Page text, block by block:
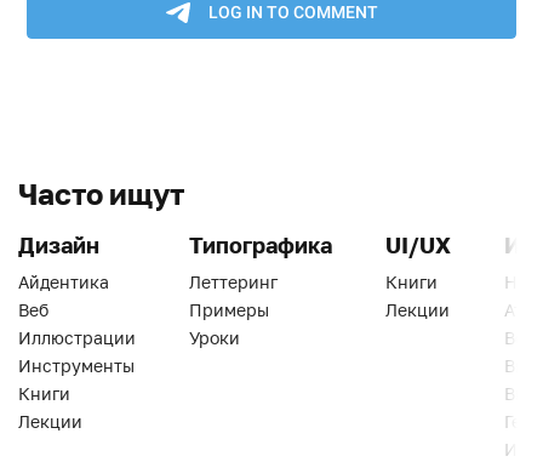
Часто ищут
Дизайн
Айдентика
Веб
Иллюстрации
Инструменты
Книги
Лекции
Типографика
Леттеринг
Примеры
Уроки
UI/UX
Книги
Лекции
Веб